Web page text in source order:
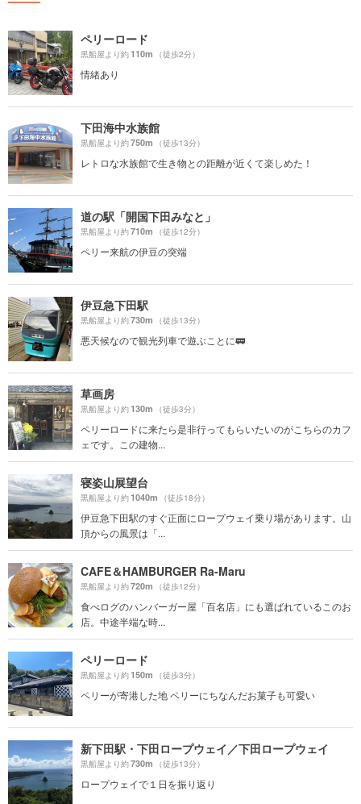
ペリーロード
黒船屋より約110m （徒歩2分）
情緒あり
下田海中水族館
黒船屋より約750m （徒歩13分）
レトロな水族館で生き物との距離が近くて楽しめた！
道の駅「開国下田みなと」
黒船屋より約710m （徒歩12分）
ペリー来航の伊豆の突端
伊豆急下田駅
黒船屋より約730m （徒歩13分）
悪天候なので観光列車で遊ぶことに🚃
草画房
黒船屋より約130m （徒歩3分）
ペリーロードに来たら是非行ってもらいたいのがこちらのカフ
ェです。この建物...
寝姿山展望台
黒船屋より約1040m （徒歩18分）
伊豆急下田駅のすぐ正面にロープウェイ乗り場があります。山
頂からの風景は「...
CAFE＆HAMBURGER Ra-Maru
黒船屋より約720m （徒歩12分）
食べログのハンバーガー屋「百名店」にも選ばれているこのお
店。中途半端な時...
ペリーロード
黒船屋より約150m （徒歩3分）
ペリーが寄港した地 ペリーにちなんだお菓子も可愛い
新下田駅・下田ロープウェイ／下田ロープウェイ
黒船屋より約730m （徒歩13分）
ロープウェイで１日を振り返り